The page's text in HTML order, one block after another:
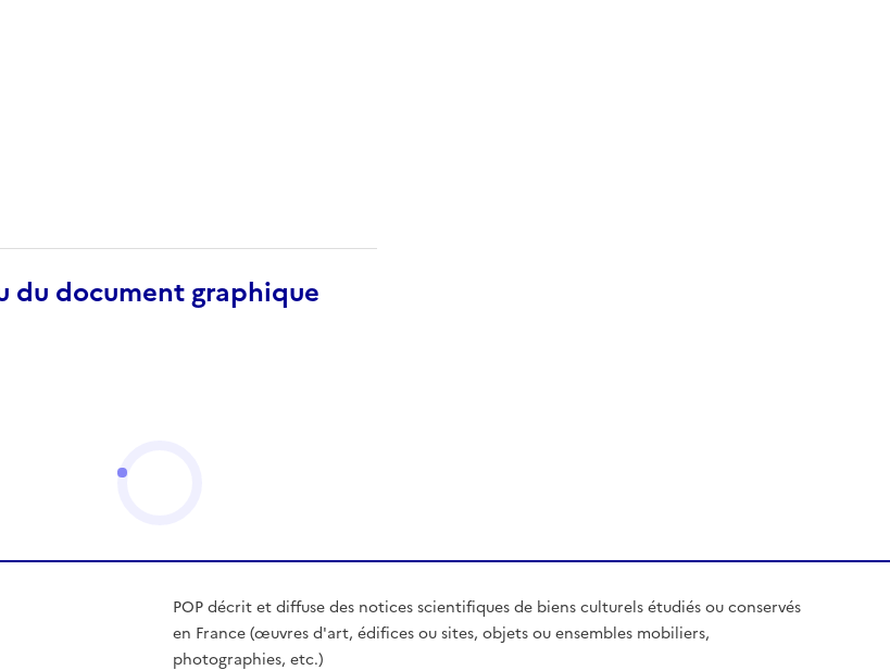
document graphique
POP décrit et diffuse des notices scientifiques de biens culturels étudiés ou conservés
en France (œuvres d'art, édifices ou sites, objets ou ensembles mobiliers,
photographies, etc.)